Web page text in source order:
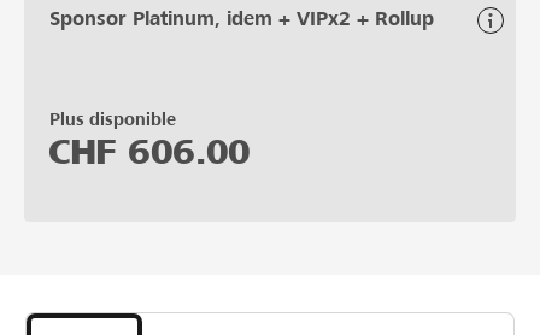
Sponsor Platinum, idem + VIPx2 + Rollup
Plus disponible
CHF 606.00